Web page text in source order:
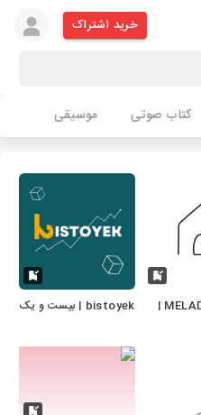
خرید اشتراک
کتاب صوتی موسیقی
MELADICH CLUB |
bistoyek | بیست و یک